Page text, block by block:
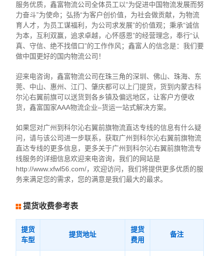
服务优质，鑫富物流公司全体员工以“为促进中国物流发展而努
力奋斗”为使命；弘扬“为客户创价值，为社会做贡献，为物流
育人才，为员工谋福利，为公司求发展”的价值观；秉承“诚信
为本，互利双赢，追求卓越，心怀感恩”的经营理念，奉行“认
真、守信、绝不找借口”的工作作风；鑫富人的信念是：我们要
做中国更好的国内物流公司！
迎来电咨询，鑫富物流公司在珠三角的深圳、佛山、珠海、东
莞、中山、惠州、江门、肇庆都可以上门提货，货到内蒙古科
尔沁右翼前旗可以送货到各乡镇及偏远地区，让客户方便收
货，鑫富国家AAA物流企业–货运一站式解决方案。
如果您对广州到科尔沁右翼前旗物流直达专线的信息有什么疑
问，请与该公司进一步联系，获取广州到科尔沁右翼前旗物流
直达专线的更多信息，更多关于广州到科尔沁右翼前旗物流专
线服务的详细信息欢迎来电咨询，我们的网站是
http://www.xfwl56.com/，欢迎访问，我们将提供更多优质的服
务来满足您的需求，您的满意是我们最大的最求。
提货收费参考表
提货
车型
提货地址
提货
费用
备注